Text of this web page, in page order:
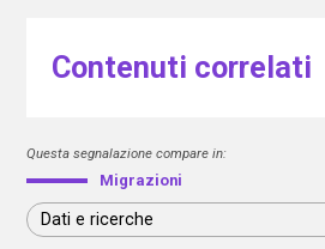
Contenuti correlati
Questa segnalazione compare in:
Migrazioni
Dati e ricerche